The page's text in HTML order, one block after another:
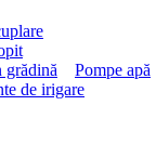
grădină
Pompe apă
de irigare